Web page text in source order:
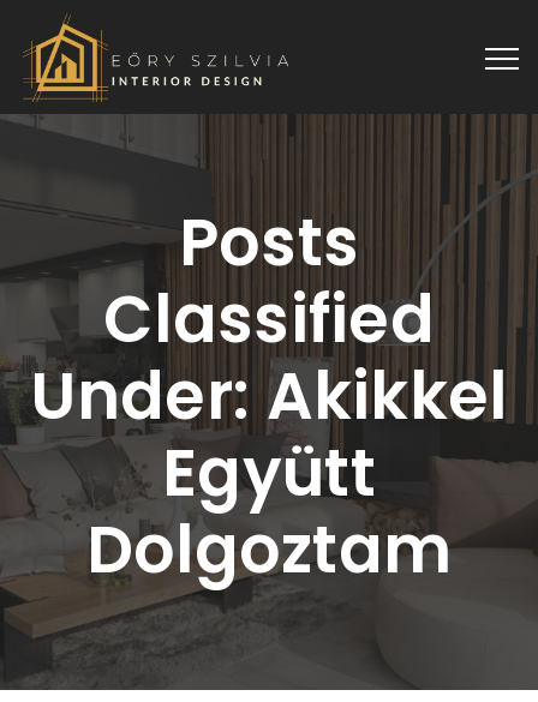
Posts
Classified
Under: Akikkel
Együtt
Dolgoztam